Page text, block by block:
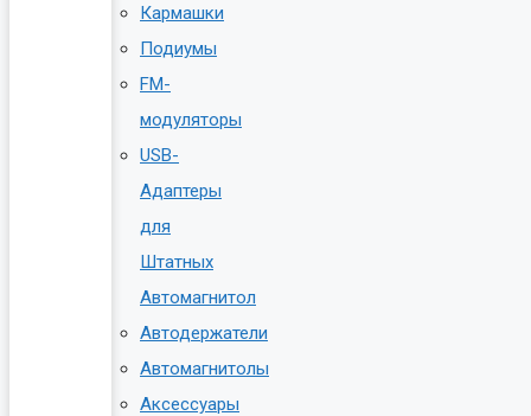
Кармашки
Подиумы
FM-
модуляторы
USB-
Адаптеры
для
Штатных
Автомагнитол
Автодержатели
Автомагнитолы
Аксессуары